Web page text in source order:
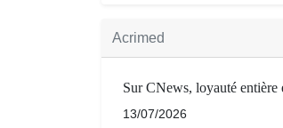
Acrimed
Sur CNews, loyauté entière
13/07/2026